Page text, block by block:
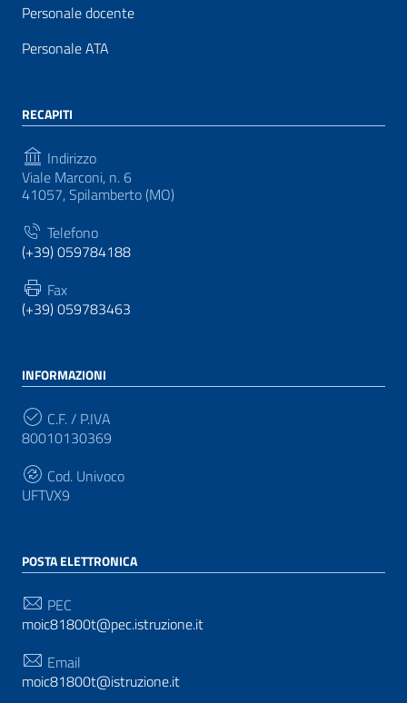
Personale docente
Personale ATA
RECAPITI
Indirizzo
Viale Marconi, n. 6
41057, Spilamberto (MO)
Telefono
(+39) 059784188
Fax
(+39) 059783463
INFORMAZIONI
C.F. / P.IVA
80010130369
Cod. Univoco
UFTVX9
POSTA ELETTRONICA
PEC
moic81800t@pec.istruzione.it
Email
moic81800t@istruzione.it